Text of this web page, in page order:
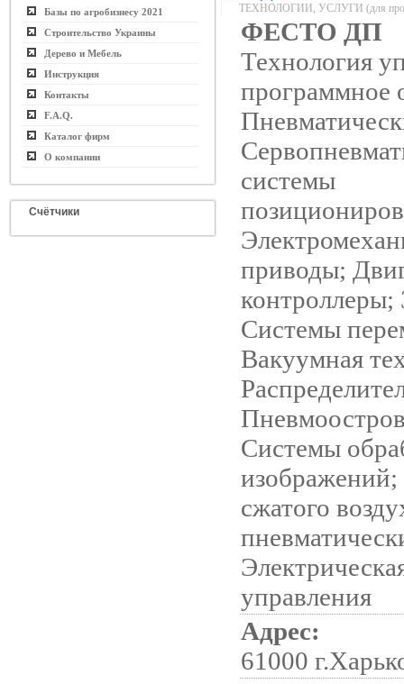
Базы по агробизнесу 2021
Строительство Украины
Дерево и Мебель
Инструкция
Контакты
F.A.Q.
Каталог фирм
О компании
Счётчики
ТЕХНОЛОГИИ, УСЛУГИ (для пром.
ФЕСТО ДП
Технология
программное
системы
приводы;
контроллеры;
Системы
Вакуумная
Системы
изображений;
сжатого
управления
Адрес:
61000